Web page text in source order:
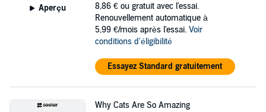
Aperçu 8,86 € ou gratuit avec l'essai.
Renouvellement automatique à
5,99 €/mois après l'essai. Voir
conditions d'éligibilité
Essayez Standard gratuitement
Why Cats Are So Amazing